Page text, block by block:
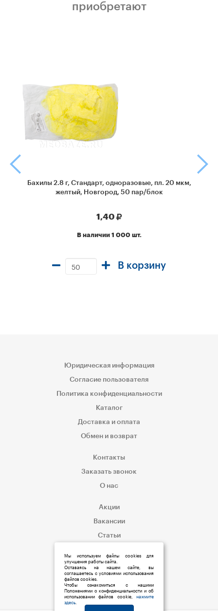
приобретают
Бахилы 2.8 г, Стандарт, одноразовые, пл. 20 мкм,
желтый, Новгород, 50 пар/блок
1,40
В наличии 1 000 шт.
В корзину
Юридическая информация
Согласие пользователя
Политика конфиденциальности
Каталог
Доставка и оплата
Обмен и возврат
Контакты
Заказать звонок
О нас
Акции
Вакансии
Статьи
Мы используем файлы cookies для
улучшения работы сайта.
Оставаясь на нашем сайте, вы
соглашаетесь с условиями использования
файлов cookies.
Чтобы ознакомиться с нашими
Положениями о конфиденциальности и об
использовании файлов cookie, нажмите
здесь